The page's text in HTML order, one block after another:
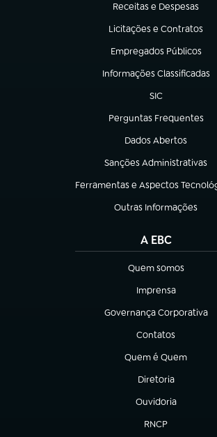
Receitas e Despesas
(abre em nova aba)
Licitações e Contratos
(abre em nova aba)
Empregados Públicos
(abre em nova aba)
Informações Classificadas
(abre em nova aba)
SIC
(abre em nova
Perguntas Frequentes
(abre em nova aba)
Dados Abertos
(abre em nova aba)
Sanções Administrativas
(abre em nova aba)
Ferramentas e Aspectos
(abre em nova aba)
Outras Informações
(abre em nova aba)
A EBC
Quem somos
(abre em nova aba)
Imprensa
(abre em nova aba)
Governança Corporativa
(abre em nova aba)
Contatos
(abre em nova aba)
Quem é Quem
(abre em nova aba)
Diretoria
(abre em nova aba)
Ouvidoria
(abre em nova aba)
RNCP
(abre em nova